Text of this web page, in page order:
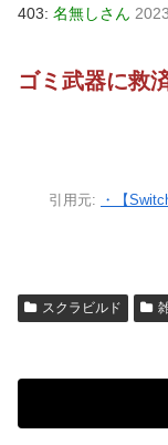
403: 名無しさん
ゴミ武器に救
引用元:
・【
スクラビルド